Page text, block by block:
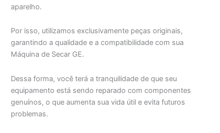
aparelho.
Por isso, utilizamos exclusivamente peças originais,
garantindo a qualidade e a compatibilidade com sua
Máquina de Secar GE.
Dessa forma, você terá a tranquilidade de que seu
equipamento está sendo reparado com componentes
genuínos, o que aumenta sua vida útil e evita futuros
problemas.